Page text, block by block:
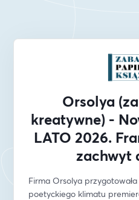
Orsolya
kreatywne) -
LATO 2026.
zachwyt
Firma Orsolya
poetyckiego klimatu